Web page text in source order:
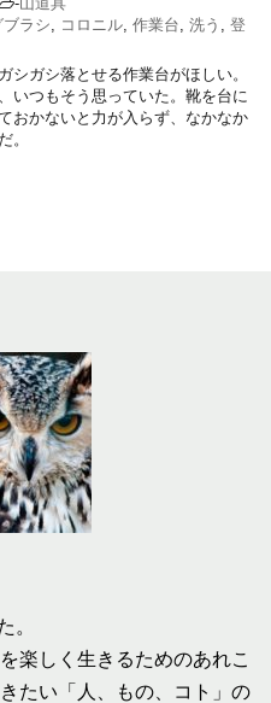
ラシ
コロニル 作業台 洗う
登
シガシ落とせる作業台がほしい。
いつもそう思っていた。靴を台に
おかないと力が入らず、なかなか
。
。
楽しく生きるためのあれこ
たい「人、もの、コト」の